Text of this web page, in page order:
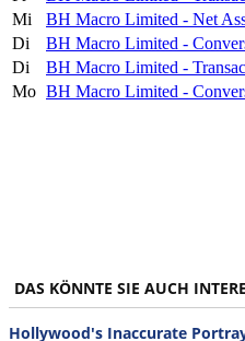
Mi
BH Macro Limited - Net
Di
BH Macro Limited -
Di
BH Macro Limited -
Mo BH Macro Limited -